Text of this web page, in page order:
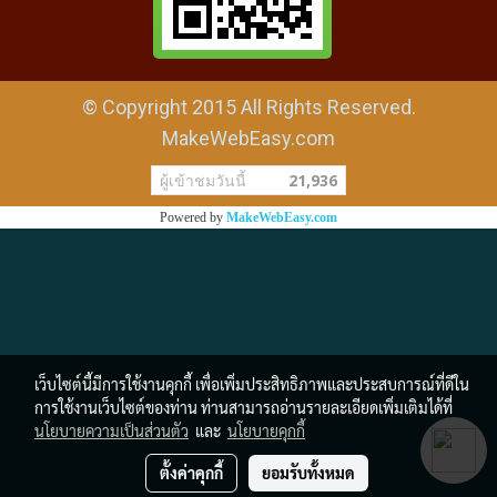
© Copyright 2015 All Rights Reserved.
MakeWebEasy.com
ผู้เข้าชมวันนี้ 21,936
Powered by MakeWebEasy.com
เว็บไซต์นี้มีการใช้งานคุกกี้ เพื่อเพิ่มประสิทธิภาพและประสบการณ์ที่ดีใน
การใช้งานเว็บไซต์ของท่าน ท่านสามารถอ่านรายละเอียดเพิ่มเติมได้ที่
นโยบายความเป็นส่วนตัว และ นโยบายคุกกี้
ตั้งค่าคุกกี้ ยอมรับทั้งหมด